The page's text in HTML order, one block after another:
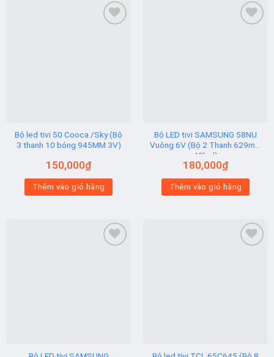
Bộ led tivi 50 Cooca /Sky (Bộ
3 thanh 10 bóng 945MM 3V)
150,000₫
Thêm vào giỏ hàng
Bộ LED tivi SAMSUNG 58NU
Vuông 6V (Bộ 2 Thanh 629mm
42led)
180,000₫
Thêm vào giỏ hàng